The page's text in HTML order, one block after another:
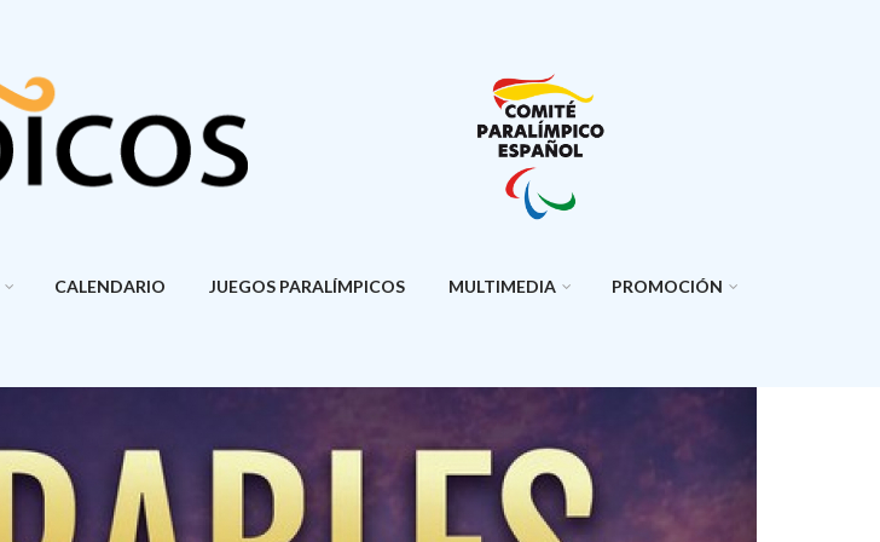
CALENDARIO JUEGOS PARALÍMPICOS MULTIMEDIA PROMOCIÓN